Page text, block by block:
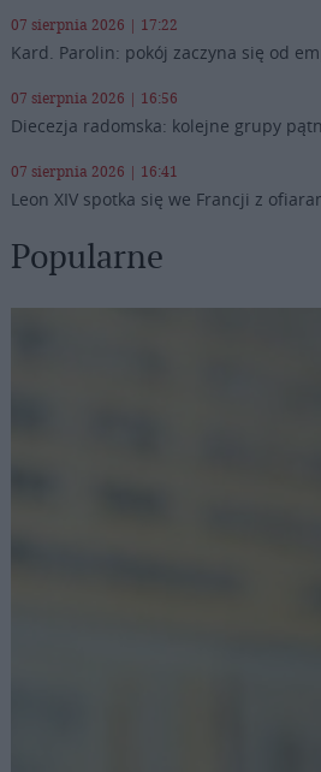
07 sierpnia 2026 | 17:22
Kard. Parolin: pokój zaczyna się od
07 sierpnia 2026 | 16:56
Diecezja radomska: kolejne grupy
07 sierpnia 2026 | 16:41
Leon XIV spotka się we Francji z
Popularne